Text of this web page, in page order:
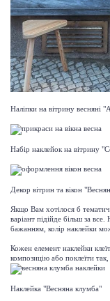
Наліпки на вітрину весняні
Набір наклейок на вітрину
Декор вітрин та вікон
Якщо Вам хотілося б
варіант підійде більш за
бажанням, колір наклейки
Кожен елемент наклейки
композицію або поклеїти так,
Наклейка "Весняна клумба"